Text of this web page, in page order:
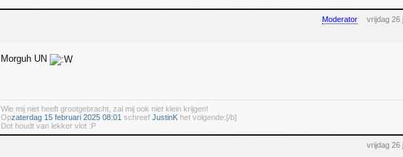
Moderator vrijdag 26
Morguh UN
Wie mij niet heeft grootgebracht, zal mij ook niet klein krijgen!
Opzaterdag 15 februari 2025 08:01 schreef JustinK het volgende:[/b]
Dot houdt van lekker vlot :P
vrijdag 26